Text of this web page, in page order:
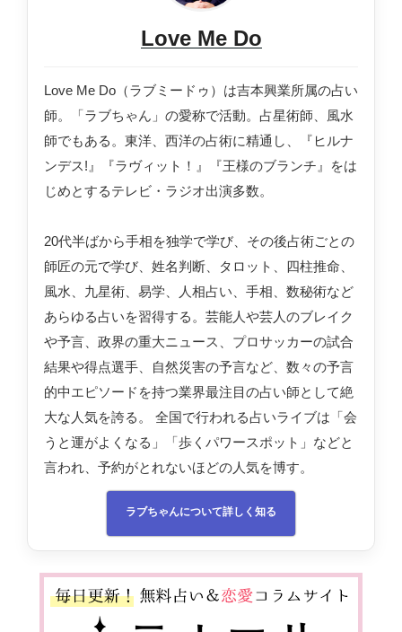
Love Me Do
Love Me Do（ラブミードゥ）は吉本興業所属の占い
師。「ラブちゃん」の愛称で活動。占星術師、風水
師でもある。東洋、西洋の占術に精通し、『ヒルナ
ンデス!』『ラヴィット！』『王様のブランチ』をは
じめとするテレビ・ラジオ出演多数。
20代半ばから手相を独学で学び、その後占術ごとの
師匠の元で学び、姓名判断、タロット、四柱推命、
風水、九星術、易学、人相占い、手相、数秘術など
あらゆる占いを習得する。芸能人や芸人のブレイク
や予言、政界の重大ニュース、プロサッカーの試合
結果や得点選手、自然災害の予言など、数々の予言
的中エピソードを持つ業界最注目の占い師として絶
大な人気を誇る。 全国で行われる占いライブは「会
うと運がよくなる」「歩くパワースポット」などと
言われ、予約がとれないほどの人気を博す。
ラブちゃんについて詳しく知る